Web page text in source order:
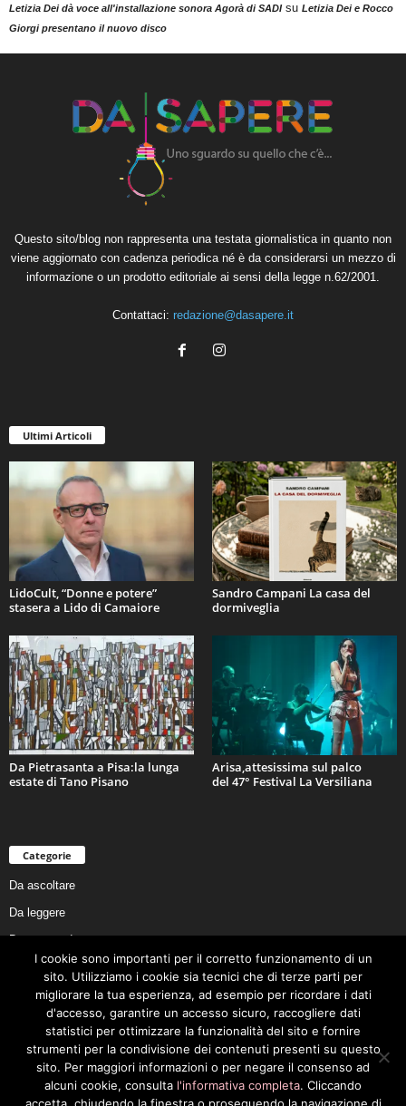
Letizia Dei dà voce all'installazione sonora Agorà di SADIsu Letizia Dei e Rocco
Giorgi presentano il nuovo disco
Questo sito/blog non rappresenta una testata giornalistica in quanto non
viene aggiornato con cadenza periodica né è da considerarsi un mezzo di
informazione o un prodotto editoriale ai sensi della legge n.62/2001.
Contattaci: redazione@dasapere.it
Ultimi Articoli
LidoCult, “Donne e potere”
stasera a Lido di Camaiore
Sandro Campani La casa del
dormiveglia
Da Pietrasanta a Pisa:la lunga
estate di Tano Pisano
Arisa,attesissima sul palco
del 47° Festival La Versiliana
Categorie
Da ascoltare
Da leggere
Da non perdere
Da conoscere
Da preservare
Da vivere
Cookie Policy
I cookie sono importanti per il corretto funzionamento di un
sito. Utilizziamo i cookie sia tecnici che di terze parti per
migliorare la tua esperienza, ad esempio per ricordare i dati
d'accesso, garantire un accesso sicuro, raccogliere dati
statistici per ottimizzare la funzionalità del sito e fornire
strumenti per la condivisione dei contenuti presenti su questo
sito. Per maggiori informazioni o per negare il consenso ad
alcuni cookie, consulta l'informativa completa. Cliccando